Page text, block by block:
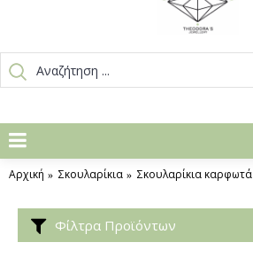
Αρχική Σκουλαρίκια Σκουλαρίκια καρφωτά
Φίλτρα Προϊόντων